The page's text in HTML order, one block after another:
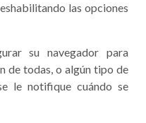
las opciones
su navegador para
de todas, o algún tipo de
le notifique cuándo se